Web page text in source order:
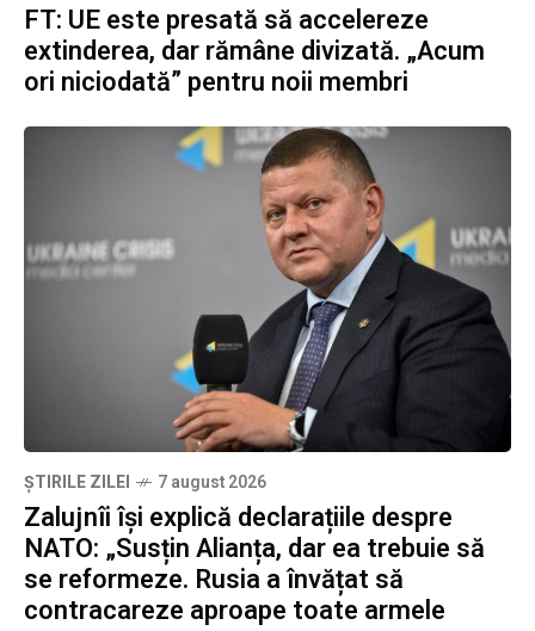
FT: UE este presată să accelereze
extinderea, dar rămâne divizată. „Acum
ori niciodată” pentru noii membri
ȘTIRILE ZILEI 7 august 2026
Zalujnîi își explică declarațiile despre
NATO: „Susțin Alianța, dar ea trebuie să
se reformeze. Rusia a învățat să
contracareze aproape toate armele